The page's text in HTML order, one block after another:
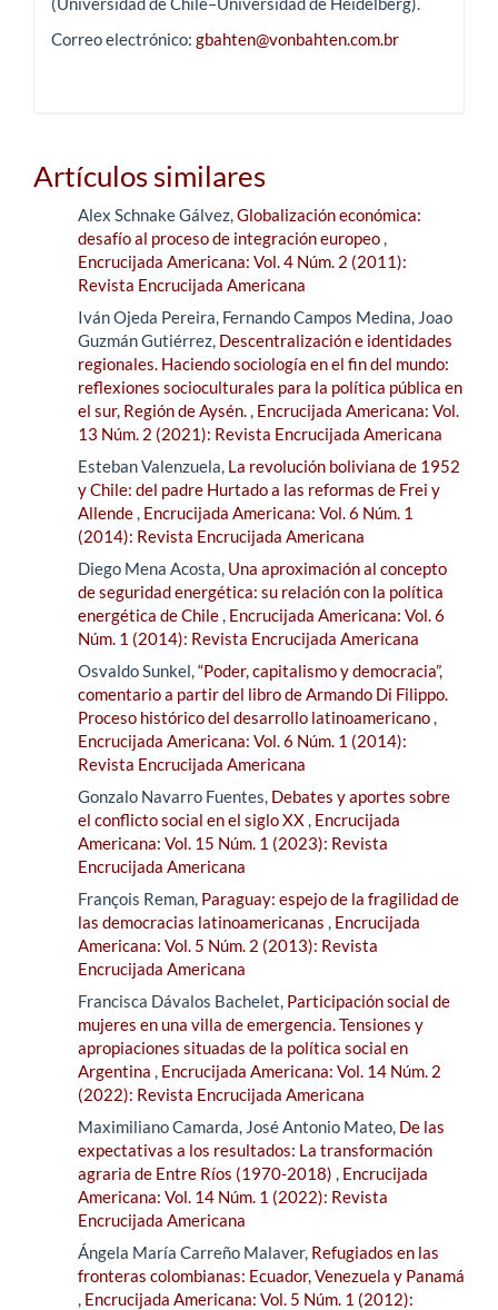
Correo electrónico: gbahten@vonbahten.com.br
Artículos similares
Alex Schnake Gálvez,Globalización económica:
desafío al proceso de integración europeo,
Encrucijada Americana: Vol. 4 Núm. 2 (2011):
Revista Encrucijada Americana
Iván Ojeda Pereira, Fernando Campos Medina, Joao
Guzmán Gutiérrez, Descentralización e identidades
regionales. Haciendo sociología en el fin del mundo:
reflexiones socioculturales para la política pública en
el sur, Región de Aysén., Encrucijada Americana: Vol.
13 Núm. 2 (2021): Revista Encrucijada Americana
Esteban Valenzuela, La revolución boliviana de 1952
y Chile: del padre Hurtado a las reformas de Frei y
Allende, Encrucijada Americana: Vol. 6 Núm. 1
(2014): Revista Encrucijada Americana
Diego Mena Acosta, Una aproximación al concepto
de seguridad energética: su relación con la política
energética de Chile, Encrucijada Americana: Vol. 6
Núm. 1 (2014): Revista Encrucijada Americana
Osvaldo Sunkel,“Poder, capitalismo y democracia”,
comentario a partir del libro de Armando Di Filippo.
Proceso histórico del desarrollo latinoamericano,
Encrucijada Americana: Vol. 6 Núm. 1 (2014):
Revista Encrucijada Americana
Gonzalo Navarro Fuentes, Debates y aportes sobre
el conflicto social en el siglo XX, Encrucijada
Americana: Vol. 15 Núm. 1 (2023): Revista
Encrucijada Americana
François Reman, Paraguay: espejo de la fragilidad de
las democracias latinoamericanas , Encrucijada
Americana: Vol. 5 Núm. 2 (2013): Revista
Encrucijada Americana
Francisca Dávalos Bachelet, Participación social de
mujeres en una villa de emergencia. Tensiones y
apropiaciones situadas de la política social en
Argentina , Encrucijada Americana: Vol. 14 Núm. 2
(2022): Revista Encrucijada Americana
Maximiliano Camarda, José Antonio Mateo, De las
expectativas a los resultados: La transformación
agraria de Entre Ríos (1970-2018) , Encrucijada
Americana: Vol. 14 Núm. 1 (2022): Revista
Encrucijada Americana
Ángela María Carreño Malaver, Refugiados en las
fronteras colombianas: Ecuador, Venezuela y Panamá
, Encrucijada Americana: Vol. 5 Núm. 1 (2012):